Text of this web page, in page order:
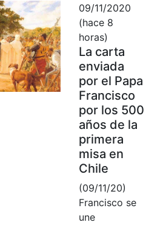
09/11/2020
(hace 8
horas)
La carta
enviada
por el Papa
Francisco
por los 500
años de la
primera
misa en
Chile
(09/11/20)
Francisco se
une